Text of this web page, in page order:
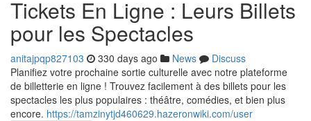
Tickets En Ligne : Leurs Billets
pour les Spectacles
anitajpqp827103 330 days ago News
Discuss
Planifiez votre prochaine sortie culturelle avec notre plateforme
de billetterie en ligne ! Trouvez facilement à des billets pour les
spectacles les plus populaires : théâtre, comédies, et bien plus
encore. https://tamzinytjd460629.hazeronwiki.com/user